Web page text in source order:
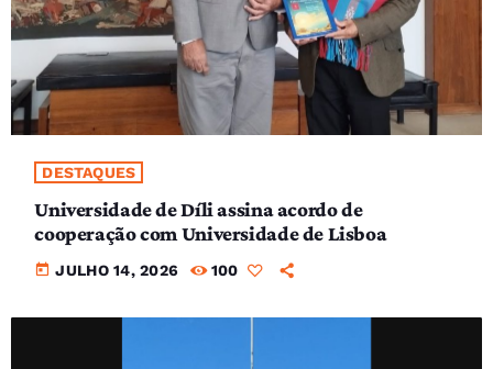
DESTAQUES
Universidade de Díli assina acordo de
cooperação com Universidade de Lisboa
today JULHO 14, 2026 100